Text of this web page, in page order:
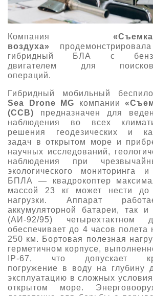
Компания
воздуха»
гибридный БЛА с
двигателем для поисково-
операций.
Гибридный мобильный
Sea Drone MG компании
(ССВ) предназначен для
наблюдения во всех
решения геодезических и
задач в открытом море и
научных исследований,
наблюдения при
экологического мониторинга
БПЛА — квадрокоптер
массой 23 кг может нести до
нагрузки. Аппарат
аккумуляторной батареи, так
(АИ-92/95) четырехтактном
обеспечивает до 4 часов полета
250 км. Бортовая полезная
герметичном корпусе,
IP-67, что допускает
погружение в воду на
эксплуатацию в сложных
открытом море.